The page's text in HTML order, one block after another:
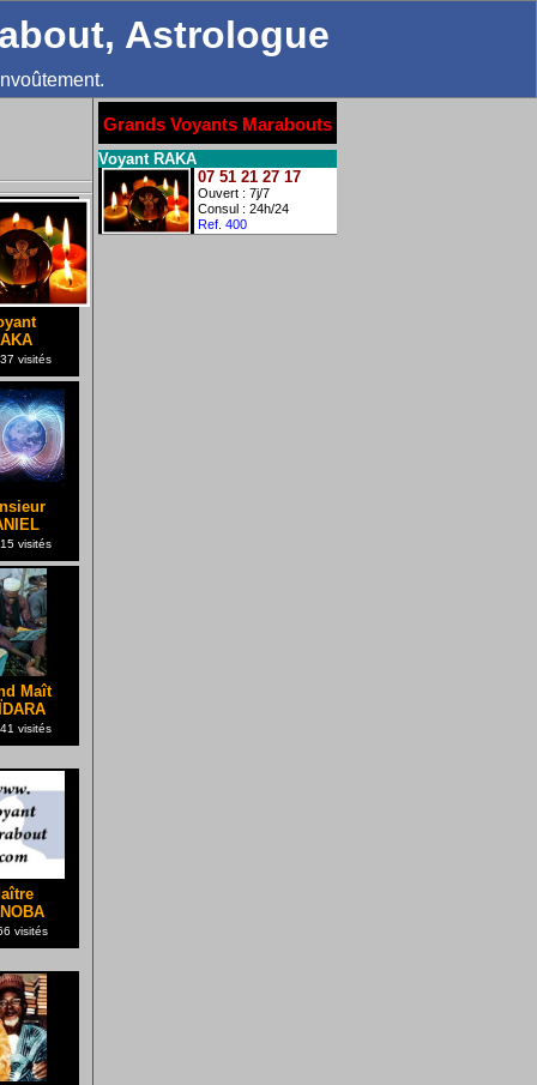
Astrologue
visités
visités
Maît
visités
visités
Grands Voyants Marabouts
Voyant RAKA
07 51 21 27 17
Ouvert : 7j/7
Consul : 24h/24
Ref. 400